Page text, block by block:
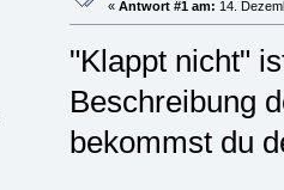
« Antwort #1 am: 14.
"Klappt nicht"
Beschreibung
bekommst du